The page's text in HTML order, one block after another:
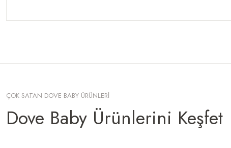
ÇOK SATAN DOVE BABY ÜRÜNLERİ
Dove Baby Ürünlerini Keşfet